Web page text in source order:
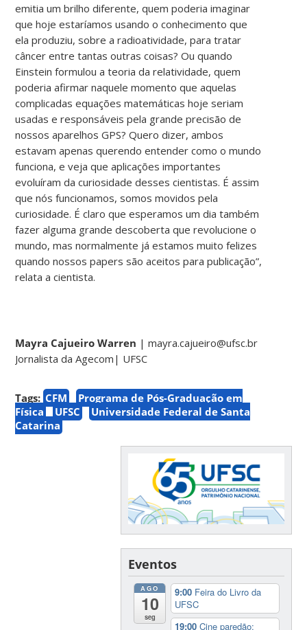
emitia um brilho diferente, quem poderia imaginar
que hoje estaríamos usando o conhecimento que
ela produziu, sobre a radioatividade, para tratar
câncer entre tantas outras coisas? Ou quando
Einstein formulou a teoria da relatividade, quem
poderia afirmar naquele momento que aquelas
complicadas equações matemáticas hoje seriam
usadas e responsáveis pela grande precisão de
nossos aparelhos GPS? Quero dizer, ambos
estavam apenas querendo entender como o mundo
funciona, e veja que aplicações importantes
evoluíram da curiosidade desses cientistas. É assim
que nós funcionamos, somos movidos pela
curiosidade. É claro que esperamos um dia também
fazer alguma grande descoberta que revolucione o
mundo, mas normalmente já estamos muito felizes
quando nossos papers são aceitos para publicação”,
relata a cientista.
Mayra Cajueiro Warren | mayra.cajueiro@ufsc.br
Jornalista da Agecom| UFSC
Tags: CFM
Programa de Pós-Graduação em
Física
UFSC
Universidade Federal de Santa
Catarina
Eventos
AGO
10
seg
9:00 Feira do Livro da
UFSC
19:00Cine paredão: